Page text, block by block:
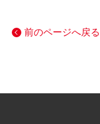
前のページへ戻る